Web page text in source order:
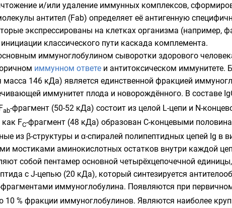
и/или удаление иммунных комплексов,
антител (Fab) определяет её антигенную
экспрессированы на клетках организма (например,
классического пути каскада комплемента.
иммуноглобулином сыворотки здорового
иммунном ответе и антитоксическом
146 кДа) является единственной фракцией
иммунитет плода и новорождённого. В составе
ab-фрагмент (50-52 кДа) состоит из целой L-цепи и N-
как FC-фрагмент (48 кДа) образован C-концевыми
из β-структуры и α-спиралей полипептидных цепей Ig в
мостиками аминокислотных остатков внутри каждой
собой пентамер основной четырёхцепочечной
с J-цепью (20 кДа), который синтезируется
иммуноглобулина. Появляются при
10 % фракции иммуноглобулинов. Являются наиболее